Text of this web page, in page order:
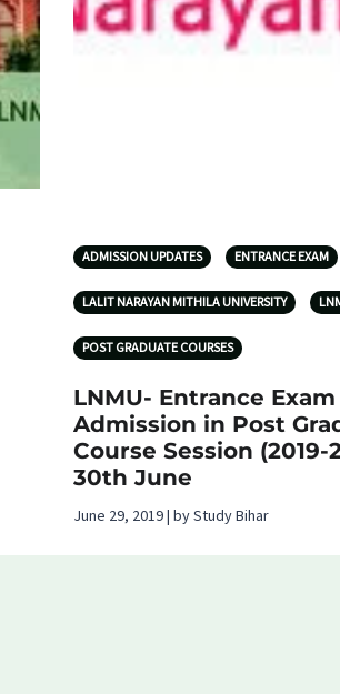
ADMISSION UPDATES ENTRANCE EXAM
LALIT NARAYAN MITHILA UNIVERSITY
POST GRADUATE COURSES
LNMU- Entrance
Admission in Post
Course Session (2019-
30th June
June 29, 2019 | by Study Bihar